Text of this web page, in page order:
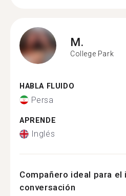
M.
College Park
HABLA FLUIDO
Persa
APRENDE
Inglés
Compañero ideal para
conversación